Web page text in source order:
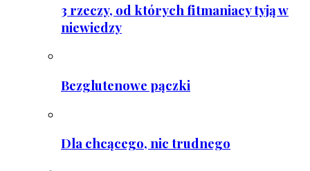
3 rzeczy, od których fitmaniacy tyją w
niewiedzy
Bezglutenowe pączki
Dla chcącego, nic trudnego